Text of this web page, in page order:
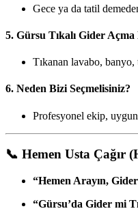
Gece ya da tatil
5. Gürsu Tıkalı Gider
Tıkanan lavabo,
6. Neden Bizi Seçmelisiniz?
Profesyonel ekip,
📞 Hemen Usta Çağır
“Hemen Arayın,
“Gürsu’da Gider mi